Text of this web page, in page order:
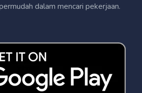
dalam mencari pekerjaan.